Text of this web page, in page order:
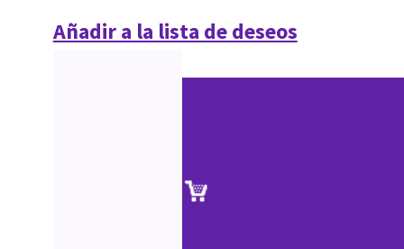
Añadir a la lista de deseos